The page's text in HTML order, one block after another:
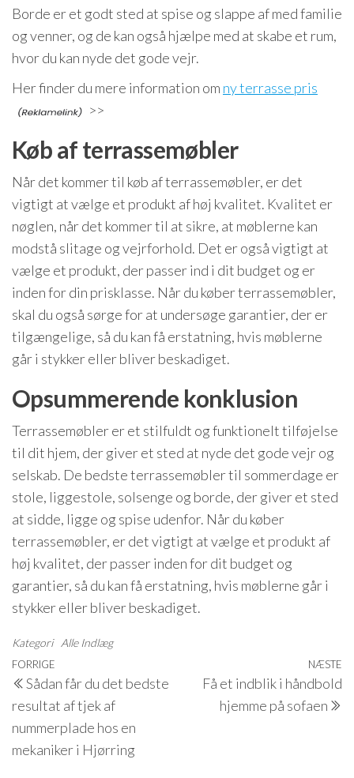
Borde er et godt sted at spise og slappe af med familie
og venner, og de kan også hjælpe med at skabe et rum,
hvor du kan nyde det gode vejr.
Her finder du mere information om ny terrasse pris
>>
Køb af terrassemøbler
Når det kommer til køb af terrassemøbler, er det
vigtigt at vælge et produkt af høj kvalitet. Kvalitet er
nøglen, når det kommer til at sikre, at møblerne kan
modstå slitage og vejrforhold. Det er også vigtigt at
vælge et produkt, der passer ind i dit budget og er
inden for din prisklasse. Når du køber terrassemøbler,
skal du også sørge for at undersøge garantier, der er
tilgængelige, så du kan få erstatning, hvis møblerne
går i stykker eller bliver beskadiget.
Opsummerende konklusion
Terrassemøbler er et stilfuldt og funktionelt tilføjelse
til dit hjem, der giver et sted at nyde det gode vejr og
selskab. De bedste terrassemøbler til sommerdage er
stole, liggestole, solsenge og borde, der giver et sted
at sidde, ligge og spise udenfor. Når du køber
terrassemøbler, er det vigtigt at vælge et produkt af
høj kvalitet, der passer inden for dit budget og
garantier, så du kan få erstatning, hvis møblerne går i
stykker eller bliver beskadiget.
Kategori Alle Indlæg
Indlægsnavigation
Forrige
indlæg
FORRIGE
Sådan får du det bedste
resultat af tjek af
nummerplade hos en
mekaniker i Hjørring
NÆSTE
Få et indblik i håndbold
hjemme på sofaen